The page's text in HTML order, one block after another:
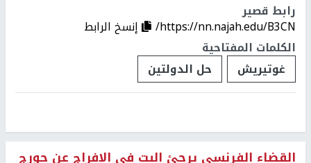
رابط قصير
https://nn.najah.edu/B3CN/
إنسخ الرابط
الكلمات المفتاحية
غوتيريش
حل الدولتين
القضاء الفرنسي يرجئ البت في الإفراج عن جورج